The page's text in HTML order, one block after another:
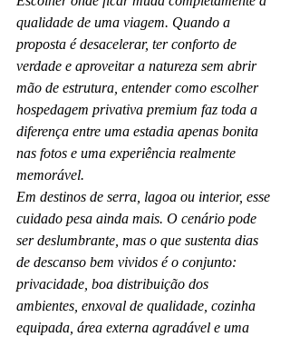
qualidade de uma viagem. Quando a
proposta é desacelerar, ter conforto de
verdade e aproveitar a natureza sem abrir
mão de estrutura, entender como escolher
hospedagem privativa premium faz toda a
diferença entre uma estadia apenas bonita
nas fotos e uma experiência realmente
memorável.
Em destinos de serra, lagoa ou interior, esse
cuidado pesa ainda mais. O cenário pode
ser deslumbrante, mas o que sustenta dias
de descanso bem vividos é o conjunto:
privacidade, boa distribuição dos
ambientes, enxoval de qualidade, cozinha
equipada, área externa agradável e uma